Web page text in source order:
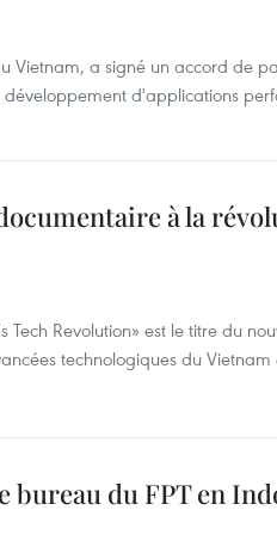
Vietnam, a signé un accord de
d'applications
à la
Tech Revolution» est le titre du
technologiques du
bureau du FPT en